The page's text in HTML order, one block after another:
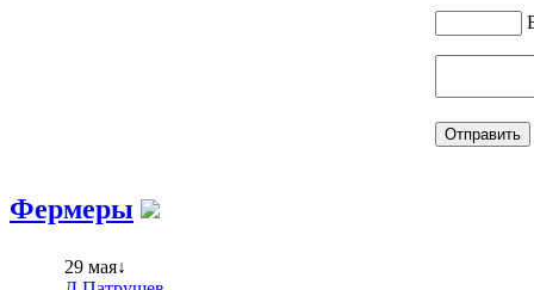
Фермеры
29 мая↓